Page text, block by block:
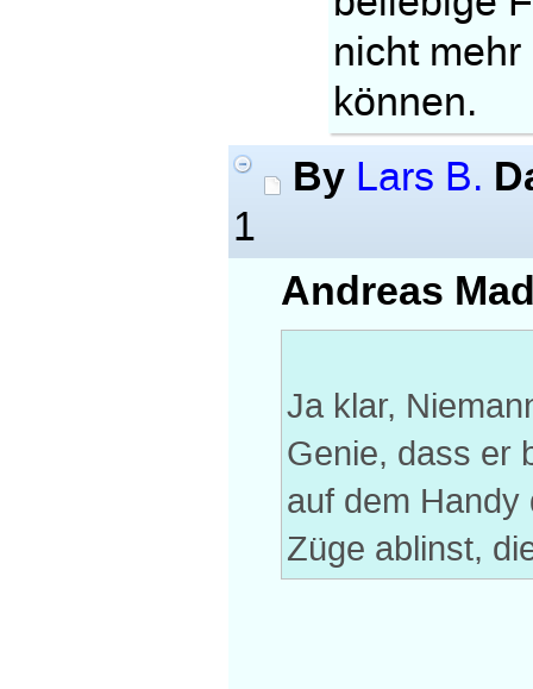
nicht
können.
By Lars B.
1
Andreas
Ja klar,
Genie, dass er
auf dem Handy
Züge ablinst,